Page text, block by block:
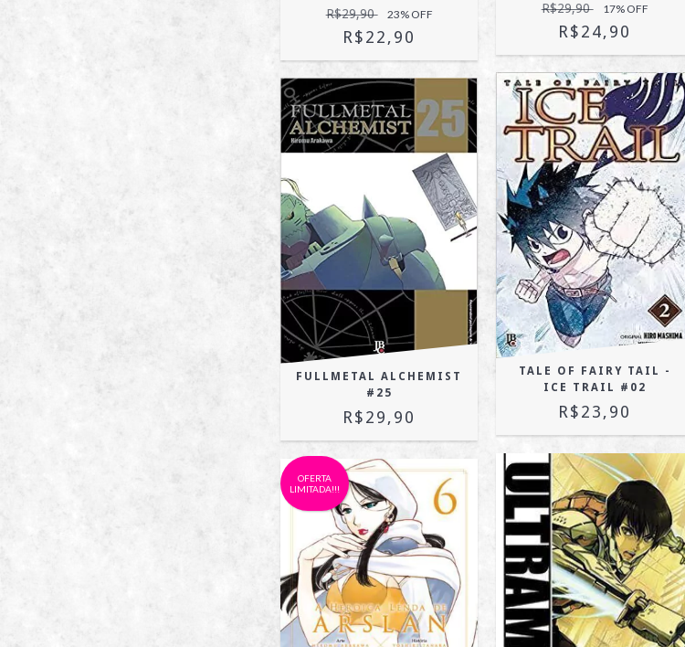
R$29,90 23% OFF
R$22,90
R$29,90 17% OFF
R$24,90
FULLMETAL ALCHEMIST
#25
R$29,90
TALE OF FAIRY TAIL -
ICE TRAIL #02
R$23,90
OFERTA
LIMITADA!!!